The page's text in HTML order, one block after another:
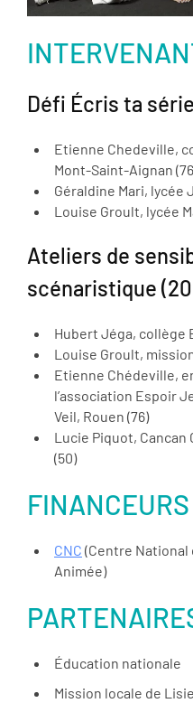
Défi Écris ta
Etienne Chedeville,
Mont-Saint-Aignan
Géraldine Mari, lycée
Louise Groult, lycée
Ateliers de
scénaristique
Hubert Jéga, collège
Louise Groult,
Etienne Chédeville,
l’association Espoir
Veil, Rouen (76)
Lucie Piquot, Cancan
(50)
FINANCEURS
CNC (Centre National
Animée)
Éducation nationale
Mission locale de